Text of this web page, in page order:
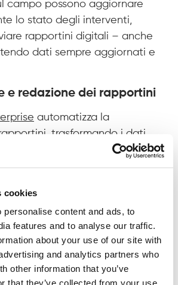
cookies
personalise content and ads, to
features and to analyse our traffic.
about your use of our site with
and analytics partners who
other information that you’ve
that they’ve collected from your use
campo possono aggiornare
lo stato degli interventi,
rapportini digitali – anche
dati sempre aggiornati e
e redazione dei rapportini
automatizza la
trasformando i dati
gli interventi in documenti
i tempi amministrativi e
ERP e sistemi
con i principali sistemi
una
sincronizzazione
dati,facilitando il controllo dei